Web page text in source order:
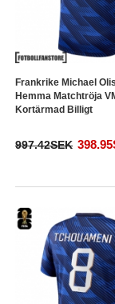
Frankrike Michael
Hemma Matchtröja
Kortärmad Billigt
997.42SEK